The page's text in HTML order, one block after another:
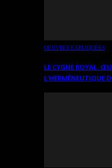
OEUVRES EXPLIQUÉES
LE CYGNE ROYAL.
L’HERMÉNEUTIQUE